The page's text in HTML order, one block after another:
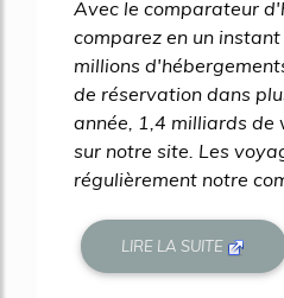
Avec le comparateur
comparez en un
millions
de réservation dans
année, 1,4 milliards de
sur notre site. Les
régulièrement notre
LIRE LA SUITE